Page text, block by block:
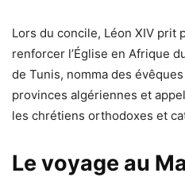
Lors du concile, Léon XIV prit
renforcer l’Église en Afrique
de Tunis, nomma des
provinces algériennes et
les chrétiens orthodoxes et
Le voyage au